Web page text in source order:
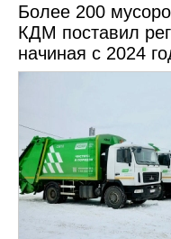
Более 200
КДМ поставил
начиная с 2024